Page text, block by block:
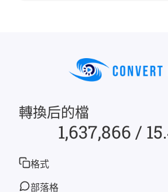
轉換后的檔
1,637,866 /
格式
部落格